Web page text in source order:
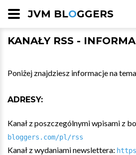
JVM BLOGGERS
KANAŁY RSS -
Poniżej znajdziesz informacje na
ADRESY:
Kanał z poszczególnymi wpisami z
bloggers.com/pl/rss
Kanał z wydaniami newslettera: